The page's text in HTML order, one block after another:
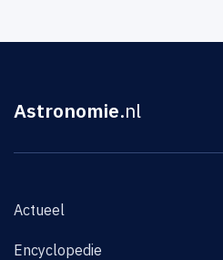
Astronomie.nl
Actueel
Encyclopedie